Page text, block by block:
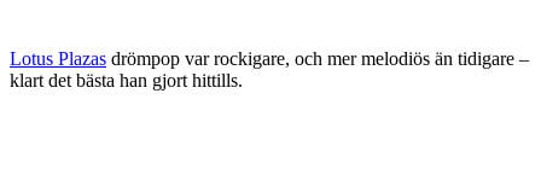
Lotus Plazas drömpop var rockigare, och mer melodiös än tidigare –
klart det bästa han gjort hittills.